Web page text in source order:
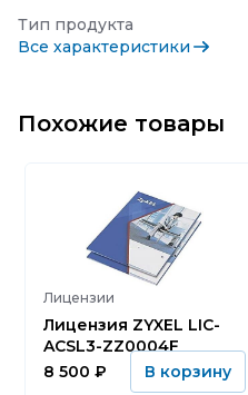
Тип продукта
Все характеристики
Похожие товары
Лицензии
Лицензия ZYXEL LIC-
ACSL3-ZZ0004F
8 500 ₽ В корзину